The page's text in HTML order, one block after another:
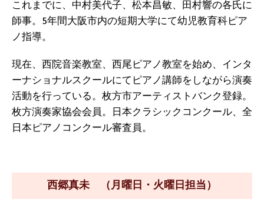
これまでに、中村美代子、松本昌敏、田村響の各氏に
師事。5年間大阪市内の短期大学にて幼児教育科ピア
ノ指導。
現在、西院音楽教室、西尾ピアノ教室を始め、インタ
ーナショナルスクールにてピアノ講師をしながら演奏
活動を行っている。枚方市アーティストバンク登録。
枚方演奏家協会会員。日本クラシックコンクール、全
日本ピアノコンクール審査員。
西郷真未 （月曜日・火曜日担当）